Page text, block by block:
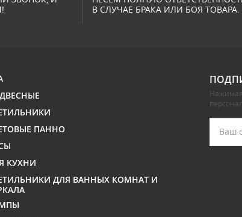
В СЛУЧАЕ БРАКА ИЛИ БОЯ ТОВАРА.
ПАННО
КУХНИ
ДЛЯ ВАННЫХ КОМНАТ И